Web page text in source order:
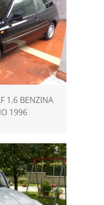
1.6 BENZINA
1996